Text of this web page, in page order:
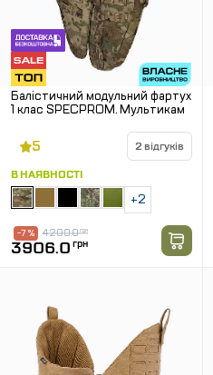
Балістичний модульний фартух
1 клас SPECPROM. Мультикам
5 2 відгуків
В НАЯВНОСТІ
+2
4200.0грн
-7 %
3906.0 грн